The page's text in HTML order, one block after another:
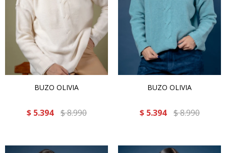
BUZO OLIVIA
$ 5.394 $8.990
BUZO OLIVIA
$ 5.394 $8.990